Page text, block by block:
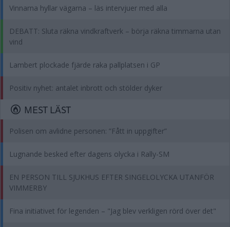
Vinnarna hyllar vägarna – läs intervjuer med alla
DEBATT: Sluta räkna vindkraftverk – börja räkna timmarna utan
vind
Lambert plockade fjärde raka pallplatsen i GP
Positiv nyhet: antalet inbrott och stölder dyker
MEST LÄST
Polisen om avlidne personen: ”Fått in uppgifter”
Lugnande besked efter dagens olycka i Rally-SM
EN PERSON TILL SJUKHUS EFTER SINGELOLYCKA UTANFÖR
VIMMERBY
Fina initiativet för legenden – "Jag blev verkligen rörd över det"